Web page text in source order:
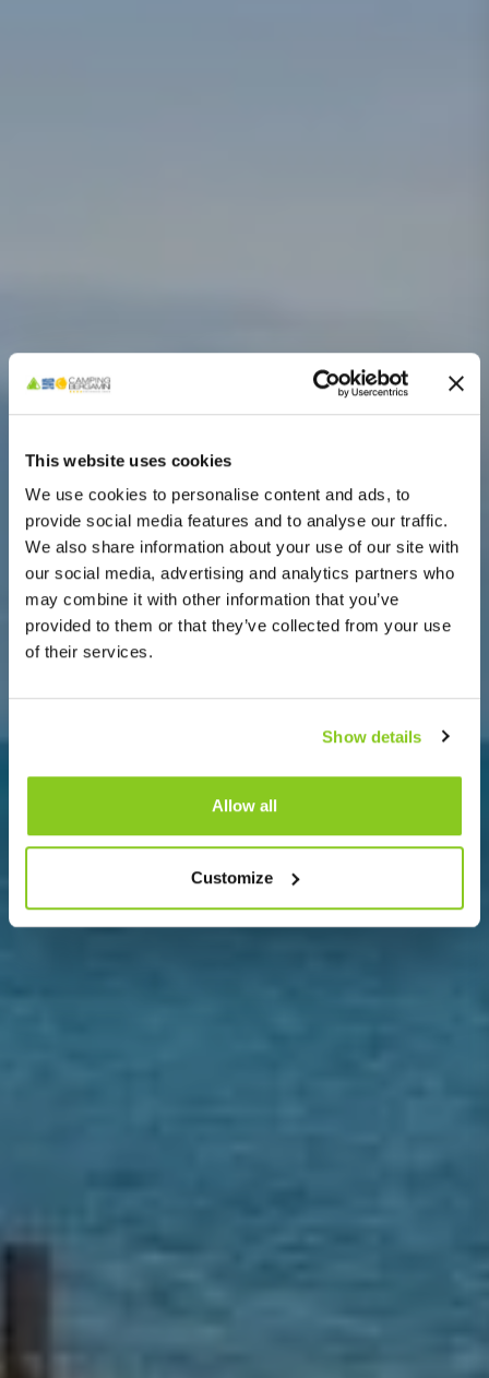
This website uses cookies
We use cookies to personalise content and ads, to
provide social media features and to analyse our traffic.
We also share information about your use of our site with
our social media, advertising and analytics partners who
may combine it with other information that you’ve
provided to them or that they’ve collected from your use
of their services.
Show details
Allow all
Customize